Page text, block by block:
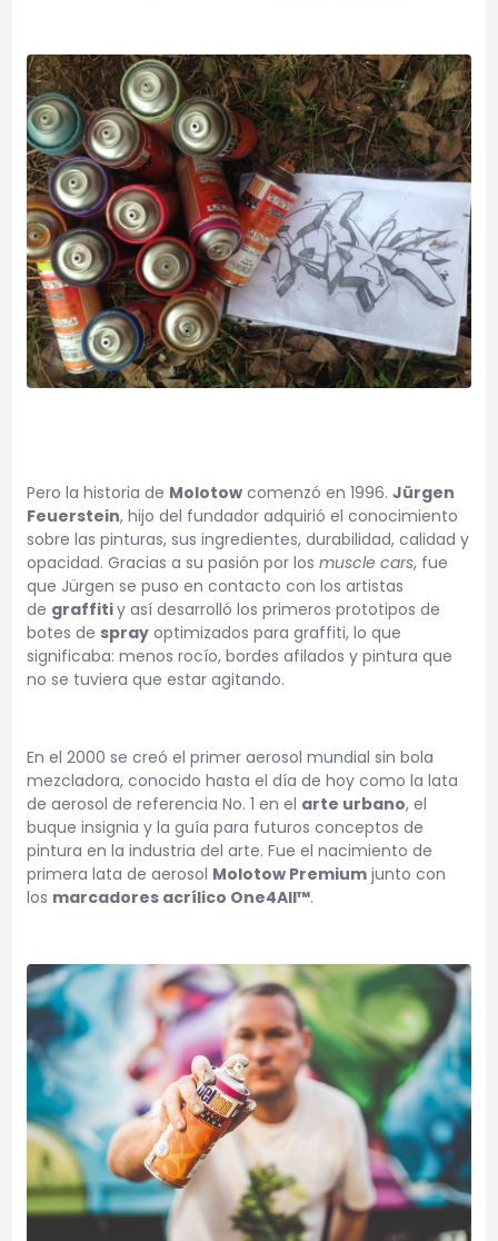
Pero la historia de Molotow comenzó en 1996. Jürgen
Feuerstein, hijo del fundador adquirió el conocimiento
sobre las pinturas, sus ingredientes, durabilidad, calidad y
opacidad. Gracias a su pasión por los muscle cars, fue
que Jürgen se puso en contacto con los artistas
de graffitiy así desarrolló los primeros prototipos de
botes de spray optimizados para graffiti, lo que
significaba: menos rocío, bordes afilados y pintura que
no se tuviera que estar agitando.
En el 2000 se creó el primer aerosol mundial sin bola
mezcladora, conocido hasta el día de hoy como la lata
de aerosol de referencia No. 1 en el arte urbano, el
buque insignia y la guía para futuros conceptos de
pintura en la industria del arte. Fue el nacimiento de
primera lata de aerosol Molotow Premium junto con
los marcadores acrílico One4All™.